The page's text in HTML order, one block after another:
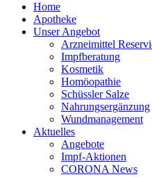
Home
Apotheke
Unser Angebot
Arzneimittel
Impfberatung
Kosmetik
Homöopathie
Schüssler Salze
Nahrungsergänzung
Wundmanagement
Aktuelles
Angebote
Impf-Aktionen
CORONA News